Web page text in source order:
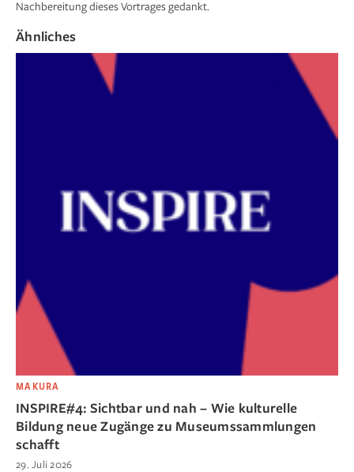
Nachbereitung dieses Vortrages gedankt.
Ähnliches
MAKURA
INSPIRE#4: Sichtbar und nah – Wie kulturelle
Bildung neue Zugänge zu Museumssammlungen
schafft
29. Juli 2026